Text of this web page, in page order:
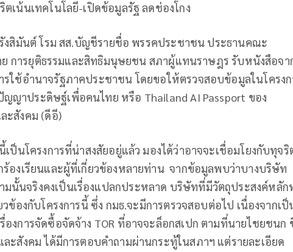
เน้นเทคโนโลยี-เปิดข้อมูลรัฐ ลดช่องโกง
งสิมันต์ โรม สส.บัญชีรายชื่อ พรรคประชาชน ประธานคณะ
ย การยุติธรรมและสิทธิมนุษยชน สภาผู้แทนราษฎร รับหนังสือจา
รใช้อำนาจรัฐภาคประชาชน โดยขอให้ตรวจสอบข้อมูลในโครงก
ญาประดิษฐ์เพื่อคนไทย หรือ Thailand AI Passport ของ
ะสังคม (ดีอี)
เป็นโครงการที่น่าสงสัยอยู่แล้ว มองได้ว่าอาจจะเชื่อมโยงกับทุจริ
องเรียนและผู้ที่เกี่ยวข้องหลายท่าน จากข้อมูลพบว่าบางบริษัท
นั้นจริงคงเป็นเรื่องแปลกประหลาด บริษัทที่มีวัตถุประสงค์หลัก
วข้องกับโครงการนี้ ซึ่ง กมธ.จะมีการตรวจสอบต่อไป เนื่องจากเป็
งการจัดซื้อจัดจ้าง TOR ที่อาจจะล็อกสเปก ตามที่นายไชยชนก
ะสังคม ได้มีการตอบคำถามผ่านกระทู้ในสภาฯ แต่รายละเอียด